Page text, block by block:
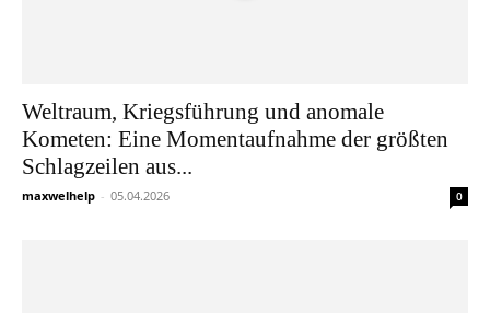
Weltraum, Kriegsführung und anomale
Kometen: Eine Momentaufnahme der größten
Schlagzeilen aus...
maxwelhelp - 05.04.2026 0